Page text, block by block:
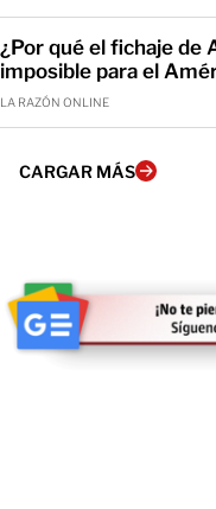
¿Por qué el fichaje de
imposible para el
LA RAZÓN ONLINE
CARGAR MÁS